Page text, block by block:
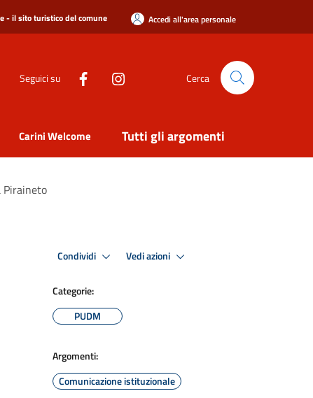
- il sito turistico del comune Accedi all'area personale
Seguici su Cerca
Carini Welcome Tutti gli argomenti
Piraineto
Condividi Vedi azioni
Categorie:
PUDM
Argomenti:
Comunicazione istituzionale